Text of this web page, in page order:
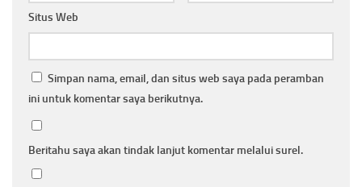
Situs Web
Simpan nama, email, dan situs web saya pada peramban
ini untuk komentar saya berikutnya.
Beritahu saya akan tindak lanjut komentar melalui surel.